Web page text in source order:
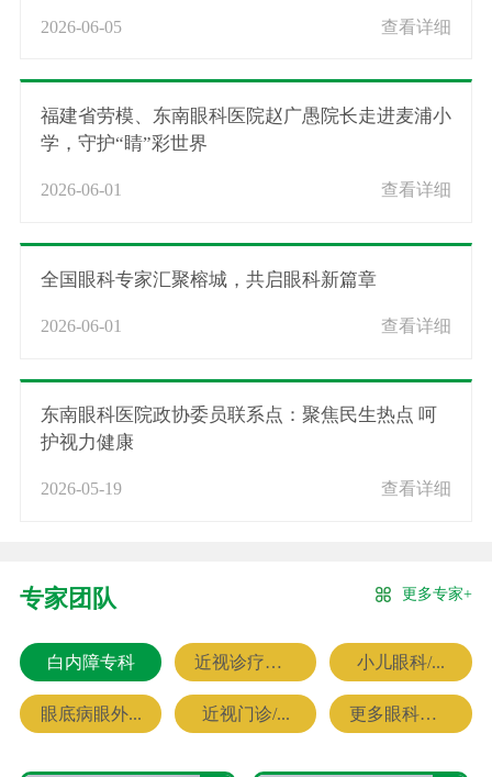
2026-06-05 查看详细
福建省劳模、东南眼科医院赵广愚院长走进麦浦小
学，守护“睛”彩世界
2026-06-01 查看详细
全国眼科专家汇聚榕城，共启眼科新篇章
2026-06-01 查看详细
东南眼科医院政协委员联系点：聚焦民生热点 呵
护视力健康
2026-05-19 查看详细
专家团队 更多专家+
白内障专科 近视诊疗专科 小儿眼科/...
眼底病眼外... 近视门诊/... 更多眼科专家